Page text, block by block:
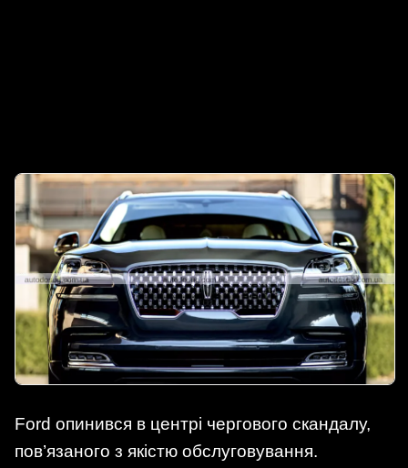
Ford опинився в центрі чергового скандалу,
пов’язаного з якістю обслуговування.